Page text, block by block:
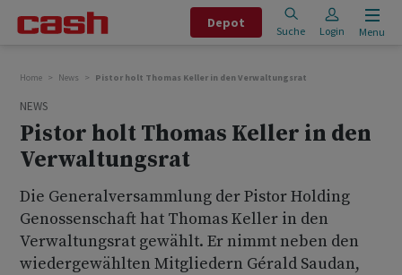
Depot
Suche Login Menu
Home News Pistor holt Thomas Keller in den Verwaltungsrat
NEWS
Pistor holt Thomas Keller in den
Verwaltungsrat
Die Generalversammlung der Pistor Holding
Genossenschaft hat Thomas Keller in den
Verwaltungsrat gewählt. Er nimmt neben den
wiedergewählten Mitgliedern Gérald Saudan,